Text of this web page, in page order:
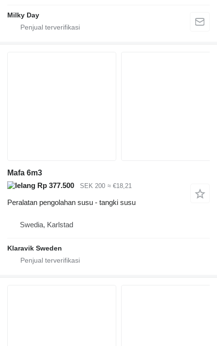
Milky Day
Mafa 6m3
Rp 377.500
SEK 200 ≈ €18,21
Peralatan pengolahan susu - tangki susu
Swedia, Karlstad
Klaravik Sweden